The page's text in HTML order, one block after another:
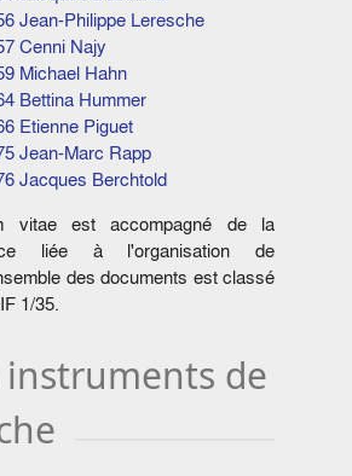
Jean-Philippe Leresche
Cenni Najy
Michael Hahn
Bettina Hummer
Etienne Piguet
Jean-Marc Rapp
Jacques Berchtold
vitae est accompagné de la
liée à l'organisation de
des documents est classé
1/35.
de